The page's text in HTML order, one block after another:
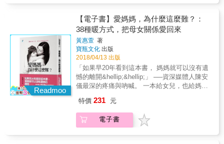
家．編劇& 劉中薇& 感動推薦 & 【本書特色】
★ 數萬網友淚推的真實故事！臉書、Plurk、巴
哈姆特各大社群瘋狂轉傳一年，數百則好評分
享！ ★ 風傳媒連載點閱累計突破77萬人次！
★ PTT熱門PO文「我媽的異國婚姻」作者，歷
經一年爬梳自剖、全新撰寫的母女心事！&
己快樂，這種認知能讓我們克服對關係的恐
懼，變成一個更有能力讓彼此快樂的人。 這是
一段透過婚姻，越來越了解自己，知道自己想
要什麼樣的幸福，接納彼此真實內在的旅程，
於是我們能夠在孤獨中，牽著彼此的手繼續前
行。 ／關於婚姻裡的孤獨，她說： 婚姻裡，最
讓人感到孤獨的是什麼？不是原本就沒有這個
人，而是有這個人，他卻不用你期望的方式待
你──真實的你。 ／關於一起承擔不理想的生
活，她說： 人一旦不能過自己想要的生活，至
軟，就會變得如此之難。 ／關於婚後性生活，
她說： 夫妻之間真正的危機，不是表面上性生
活的有無，而是面對最親密的人，卻無法坦承
出一張結婚證書，而是以夫妻這種身分相處，
共同生活的點滴。」 ──羽茜 相愛，我們不夠
盲目；相處，我們不夠聰明。 當時到底為什麼
結婚，可能一輩子都在這解謎的過程啊。 戳破
戀愛時，彼此是天造地設的美好想像，我們開
始學習和「真實」的對方相處 對單身的人來
說，學習面對孤獨很重要。但對已婚的人來
說，更重要。因為我們並不會因為已婚，就有
一個可以填補空虛、寄放孤獨的對象。 不再認
為「我結婚，就是因為不想要一個人。」而是
份功課轉嫁到伴侶身上。知道自己有能力讓自
己快樂，這種認知能讓我們克服對關係的恐
懼，變成一個更有能力讓彼此快樂的人。 這是
Readmoo
【電子書】愛媽媽，為什麼這麼難？：
38種暖方式，把母女關係愛回來
黃惠萱 著
寶瓶文化 出版
2018/04/13 出版
「如果早20年看到這本書， 媽媽就可以沒有遺
憾的離開&hellip;&hellip;」 ──資深媒體人陳安
儀最深的疼痛與吶喊。 一本給女兒，也給媽媽
天，我們就一定會吵架。」 「我無法忘記媽媽
對我的批評、謾罵與控制&hellip;&hellip;」
「我怨恨媽媽，但看她流淚，我的心卻好刺
特價 231 元
電子書